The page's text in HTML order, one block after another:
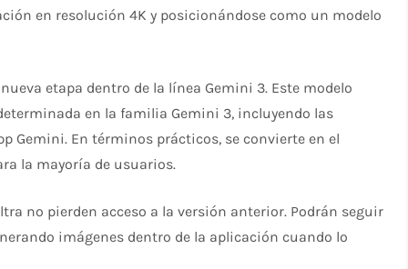
en resolución 4K y posicionándose como un modelo
etapa dentro de la línea Gemini 3. Este modelo
en la familia Gemini 3, incluyendo las
Gemini. En términos prácticos, se convierte en el
la mayoría de usuarios.
no pierden acceso a la versión anterior. Podrán seguir
imágenes dentro de la aplicación cuando lo